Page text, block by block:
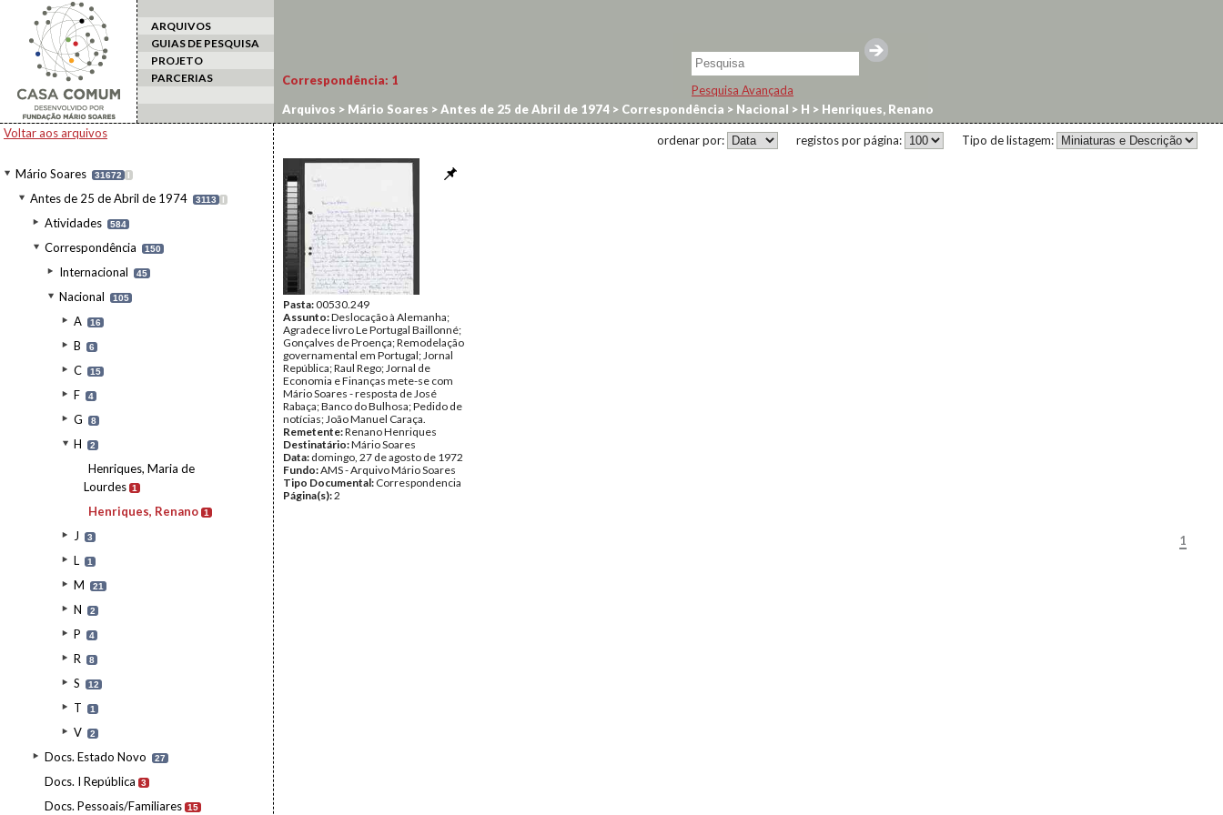
ARQUIVOS
GUIAS DE PESQUISA
PROJETO
PARCERIAS
Pesquisa Avançada
Voltar aos arquivos
Mário Soares 31672 I
Antes de 25 de Abril de 1974 3113 I
Atividades 584
Correspondência 150
Internacional 45
Nacional 105
A 16
B 6
C 15
F 4
G 8
H 2
Henriques, Maria de
Lourdes 1
Henriques, Renano 1
J 3
L 1
M 21
N 2
P 4
R 8
S 12
T 1
V 2
Docs. Estado Novo 27
Docs. I República 3
Docs. Pessoais/Familiares 15
Correspondência: 1
Arquivos > Mário Soares >Antes de 25 de Abril de 1974 > Correspondência > Nacional > H > Henriques, Renano
Tipo de listagem:
registos por página:
ordenar por:
Pasta:00530.249
Assunto:Deslocação à Alemanha;
Agradece livro Le Portugal Baillonné;
Gonçalves de Proença; Remodelação
governamental em Portugal; Jornal
República; Raul Rego; Jornal de
Economia e Finanças mete-se com
Mário Soares - resposta de José
Rabaça; Banco do Bulhosa; Pedido de
notícias; João Manuel Caraça.
Remetente:Renano Henriques
Destinatário:Mário Soares
Data: domingo, 27 de agosto de 1972
Fundo:AMS - Arquivo Mário Soares
Tipo Documental: Correspondencia
Página(s):2
1